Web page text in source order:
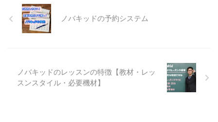
ノバキッドの予約システム
ノバキッドのレッスンの特徴【教材・レッ
スンスタイル・必要機材】